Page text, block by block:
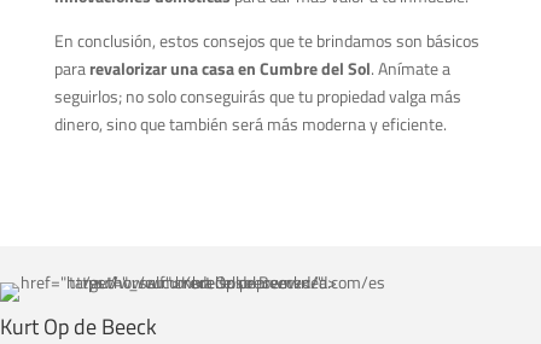
En conclusión, estos consejos que te brindamos son básicos
pararevalorizar una casa en Cumbre del Sol. Anímate a
seguirlos; no solo conseguirás que tu propiedad valga más
dinero, sino que también será más moderna y eficiente.
Kurt Op de Beeck